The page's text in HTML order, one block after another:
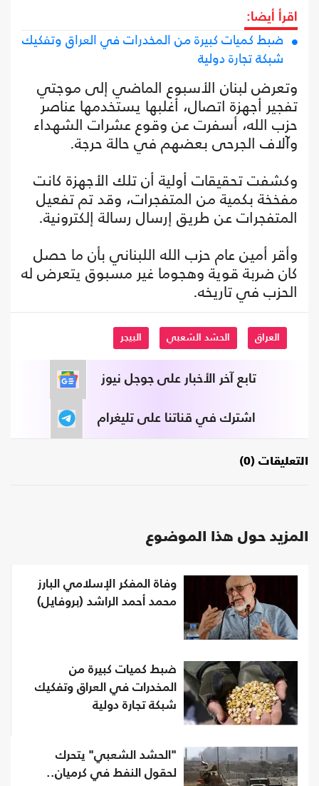
اقرأ أيضا:
ضبط كميات كبيرة من المخدرات في العراق وتفكيك
شبكة تجارة دولية
وتعرض لبنان الأسبوع الماضي إلى موجتي
تفجير أجهزة اتصال، أغلبها يستخدمها عناصر
حزب الله، أسفرت عن وقوع عشرات الشهداء
وآلاف الجرحى بعضهم في حالة حرجة.
وكشفت تحقيقات أولية أن تلك الأجهزة كانت
مفخخة بكمية من المتفجرات، وقد تم تفعيل
المتفجرات عن طريق إرسال رسالة إلكترونية.
وأقر أمين عام حزب الله اللبناني بأن ما حصل
كان ضربة قوية وهجوما غير مسبوق يتعرض له
الحزب في تاريخه.
العراق الحشد الشعبي البيجر
تابع آخر الأخبار على جوجل نيوز
اشترك في قناتنا على تليغرام
التعليقات (0)
المزيد حول هذا الموضوع
وفاة المفكر الإسلامي البارز
محمد أحمد الراشد (بروفايل)
ضبط كميات كبيرة من
المخدرات في العراق وتفكيك
شبكة تجارة دولية
"الحشد الشعبي" يتحرك
لحقول النفط في كرميان..